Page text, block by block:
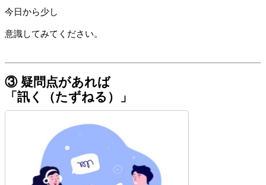
今日から少し
意識してみてください。
③ 疑問点があれば
「訊く（たずねる）」